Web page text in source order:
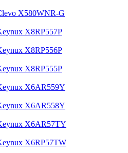
X580WNR-G
X8RP557P
X8RP556P
X8RP555P
X6AR559Y
X6AR558Y
X6AR57TY
X6RP57TW